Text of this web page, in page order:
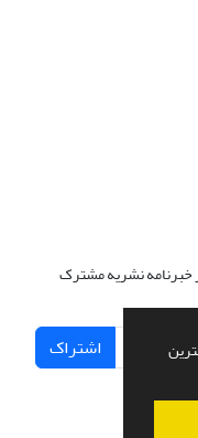
خبرنامه نشریه مشترک
اشتراک